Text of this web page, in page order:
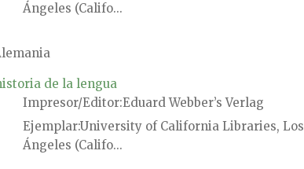
Ángeles (Califo...
de la lengua
Impresor/Editor Eduard Webber’s Verlag
EjemplarUniversity of California Libraries, Los
Ángeles (Califo...